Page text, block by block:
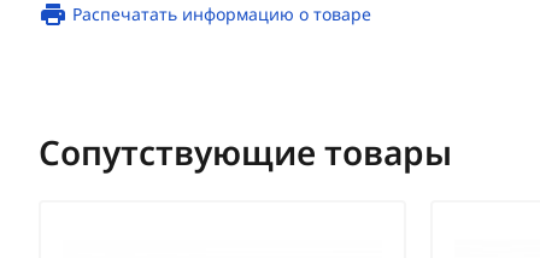
Распечатать информацию о товаре
Сопутствующие товары